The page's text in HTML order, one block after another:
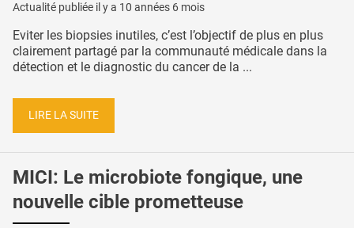
Actualité publiée il y a 10 années 6 mois
Eviter les biopsies inutiles, c’est l’objectif de plus en plus
clairement partagé par la communauté médicale dans la
détection et le diagnostic du cancer de la ...
LIRE LA SUITE
MICI: Le microbiote fongique, une
nouvelle cible prometteuse